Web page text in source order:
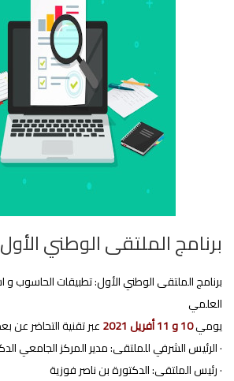
برنامج الملتقى الوطني الأول
برنامج الملتقى الوطني الأول: تطبيقات الحاسوب و
العلمي
يومي10 و 11 أفريل 2021 عبر تقنية التحاضر عن
· الرئيس الشرفي للملتقى: مدير المركز الجامعي
· رئيس الملتقى: الدكتورة بن ناصر فوزية